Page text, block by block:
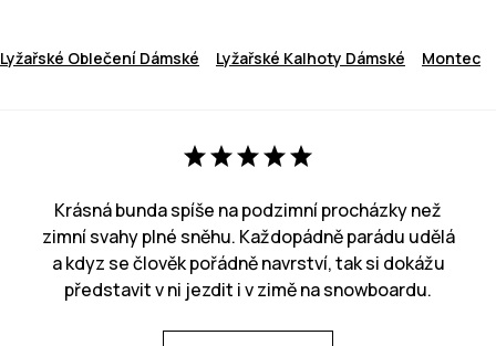
Lyžařské Oblečení Dámské Lyžařské Kalhoty Dámské Montec
Krásná bunda spíše na podzimní procházky než
zimní svahy plné sněhu. Každopádně parádu udělá
a kdyz se člověk pořádně navrství, tak si dokážu
představit v ni jezdit i v zimě na snowboardu.